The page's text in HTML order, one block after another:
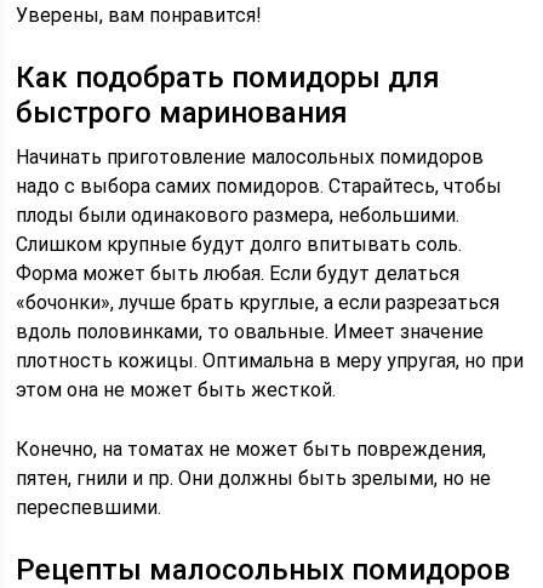
Уверены, вам понравится!
Как подобрать помидоры для
быстрого маринования
Начинать приготовление малосольных помидоров
надо с выбора самих помидоров. Старайтесь, чтобы
плоды были одинакового размера, небольшими.
Слишком крупные будут долго впитывать соль.
Форма может быть любая. Если будут делаться
«бочонки», лучше брать круглые, а если разрезаться
вдоль половинками, то овальные. Имеет значение
плотность кожицы. Оптимальна в меру упругая, но при
этом она не может быть жесткой.
Конечно, на томатах не может быть повреждения,
пятен, гнили и пр. Они должны быть зрелыми, но не
переспевшими.
Рецепты малосольных помидоров